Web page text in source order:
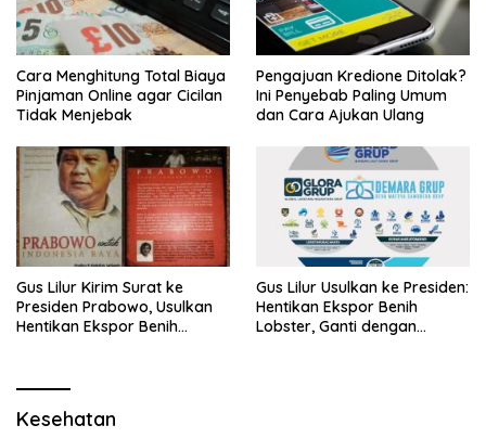
Cara Menghitung Total Biaya
Pinjaman Online agar Cicilan
Tidak Menjebak
Pengajuan Kredione Ditolak?
Ini Penyebab Paling Umum
dan Cara Ajukan Ulang
Gus Lilur Kirim Surat ke
Presiden Prabowo, Usulkan
Hentikan Ekspor Benih
Gus Lilur Usulkan ke Presiden:
Hentikan Ekspor Benih
Lobster, Ganti dengan
Kesehatan